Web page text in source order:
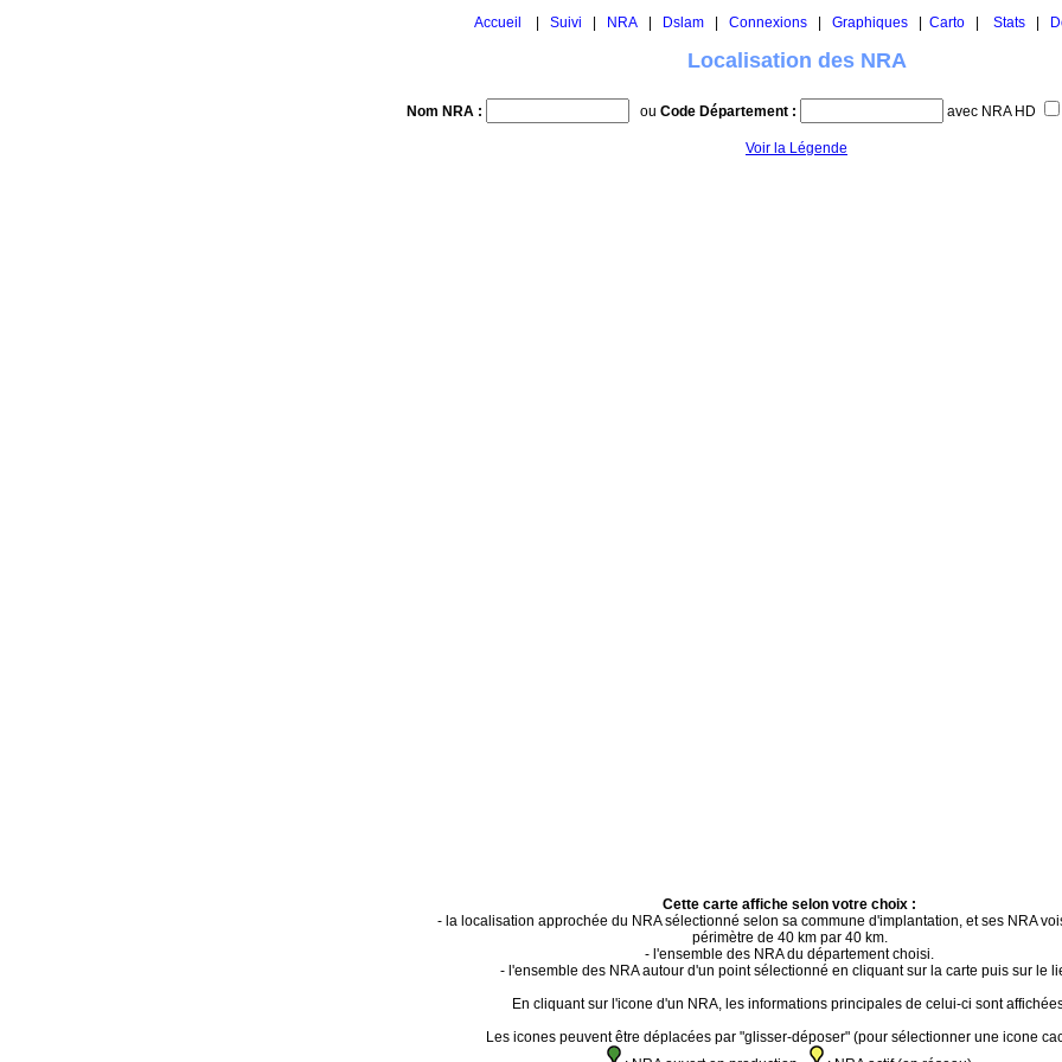
Accueil Suivi NRA Dslam Connexions Graphiques Carto Stats
Localisation des NRA
Nom NRA : ou Code Département : avec NRA HD
Voir la Légende
Cette carte affiche selon votre choix :
- la localisation approchée du NRA sélectionné selon sa commune d'implantation, et ses NRA
périmètre de 40 km par 40 km.
- l'ensemble des NRA du département choisi.
- l'ensemble des NRA autour d'un point sélectionné en cliquant sur la carte puis sur le
En cliquant sur l'icone d'un NRA, les informations principales de celui-ci sont
Les icones peuvent être déplacées par "glisser-déposer" (pour sélectionner une icone